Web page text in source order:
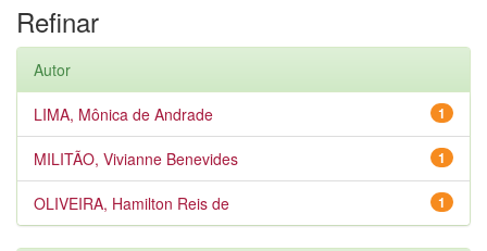
Refinar
Autor
1
LIMA, Mônica de Andrade
1
MILITÃO, Vivianne Benevides
1
OLIVEIRA, Hamilton Reis de